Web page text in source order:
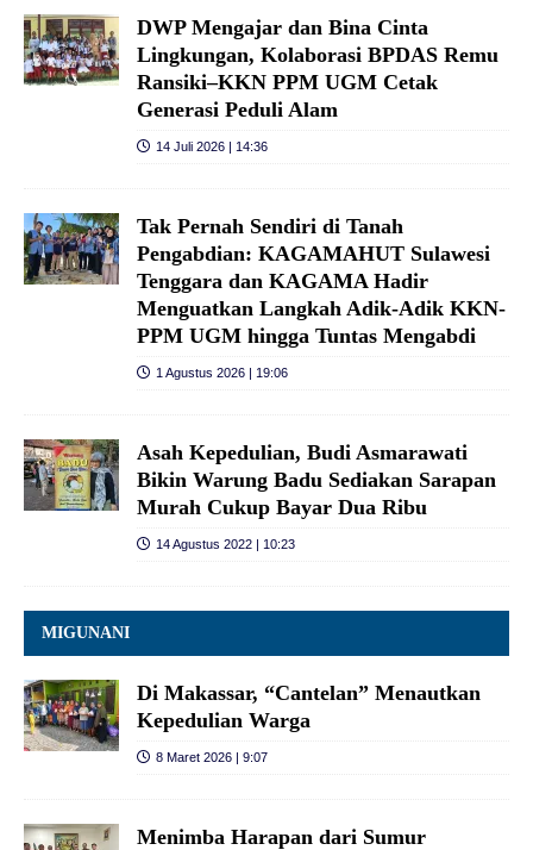
DWP Mengajar dan Bina Cinta
Lingkungan, Kolaborasi BPDAS Remu
Ransiki–KKN PPM UGM Cetak
Generasi Peduli Alam
14 Juli 2026 | 14:36
Tak Pernah Sendiri di Tanah
Pengabdian: KAGAMAHUT Sulawesi
Tenggara dan KAGAMA Hadir
Menguatkan Langkah Adik-Adik KKN-
PPM UGM hingga Tuntas Mengabdi
1 Agustus 2026 | 19:06
Asah Kepedulian, Budi Asmarawati
Bikin Warung Badu Sediakan Sarapan
Murah Cukup Bayar Dua Ribu
14 Agustus 2022 | 10:23
MIGUNANI
Di Makassar, “Cantelan” Menautkan
Kepedulian Warga
8 Maret 2026 | 9:07
Menimba Harapan dari Sumur